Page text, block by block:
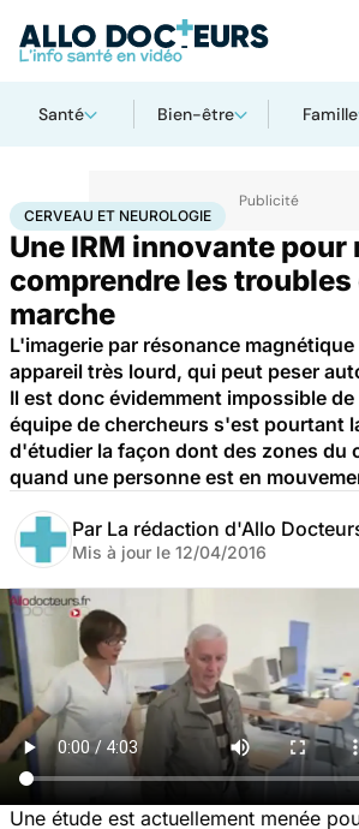
Santé Bien-être Famille
AccueilSantéMaladiesMaladies neurologiques
CERVEAU ET NEUROLOGIE
Une IRM innovante pour
comprendre les troubles
marche
L'imagerie par résonance magnétique
appareil très lourd, qui peut peser
Il est donc évidemment impossible de
équipe de chercheurs s'est pourtant
d'étudier la façon dont des zones du
quand une personne est en
Par La rédaction d'Allo
Mis à jour le 12/04/2016
Une étude est actuellement menée